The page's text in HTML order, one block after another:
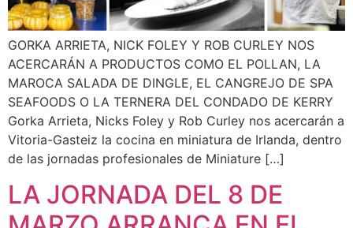
GORKA ARRIETA, NICK FOLEY Y ROB CURLEY NOS
ACERCARÁN A PRODUCTOS COMO EL POLLAN, LA
MAROCA SALADA DE DINGLE, EL CANGREJO DE SPA
SEAFOODS O LA TERNERA DEL CONDADO DE KERRY
Gorka Arrieta, Nicks Foley y Rob Curley nos acercarán a
Vitoria-Gasteiz la cocina en miniatura de Irlanda, dentro
de las jornadas profesionales de Miniature […]
LA JORNADA DEL 8 DE